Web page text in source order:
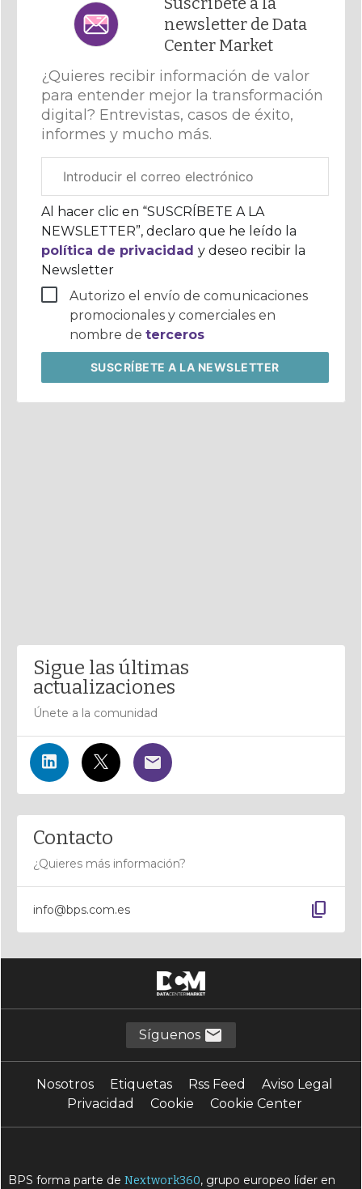
newsletter de Data
Center Market
¿Quieres recibir información de valor
para entender mejor la transformación
digital? Entrevistas, casos de éxito,
informes y mucho más.
electrónico
corporativo
Al hacer clic en “SUSCRÍBETE A LA
NEWSLETTER”, declaro que he leído la
política de privacidad y deseo recibir la
Newsletter
Autorizo el envío de comunicaciones
promocionales y comerciales en
nombre de terceros
SUSCRÍBETEA LA NEWSLETTER
Sigue las últimas
actualizaciones
Únete a la comunidad
Contacto
¿Quieres más información?
info@bps.com.es content_copy
Síguenos
Nosotros Etiquetas Rss Feed
Aviso Legal
Privacidad
Cookie Cookie Center
BPS forma parte deNextwork360, grupo europeo líder en